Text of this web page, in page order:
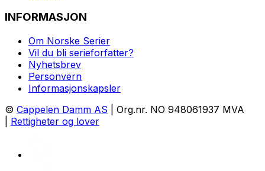
INFORMASJON
Om Norske Serier
Vil du bli serieforfatter?
Nyhetsbrev
Personvern
Informasjonskapsler
© Cappelen Damm AS | Org.nr. NO 948061937 MVA
Rettigheter og lover